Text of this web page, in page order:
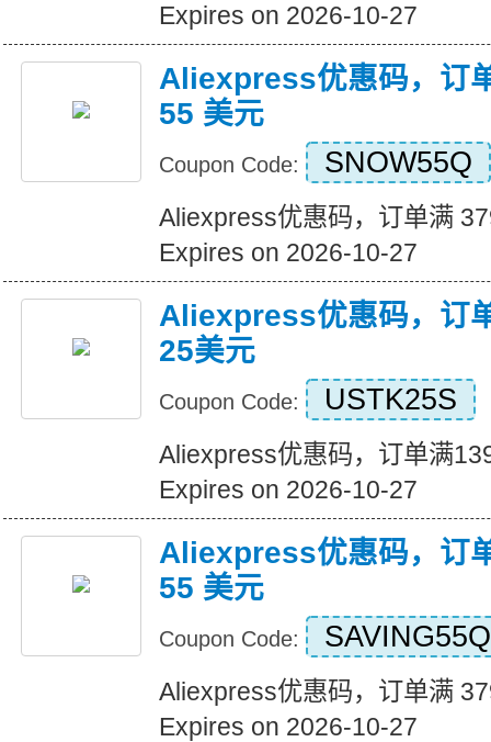
Expires on 2026-10-27
Aliexpress优惠码，订
55 美元
Coupon Code: SNOW55Q
Aliexpress优惠码，订单满
Expires on 2026-10-27
Aliexpress优惠码，订
25美元
Coupon Code: USTK25S
Aliexpress优惠码，订单满
Expires on 2026-10-27
Aliexpress优惠码，订
55 美元
Coupon Code: SAVING55Q
Aliexpress优惠码，订单满
Expires on 2026-10-27